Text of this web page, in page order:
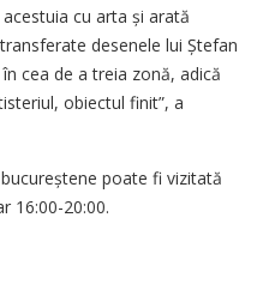
cu arta și arată
desenele lui Ștefan
cea de a treia zonă, adică
obiectul finit”, a
poate fi vizitată
16:00-20:00.